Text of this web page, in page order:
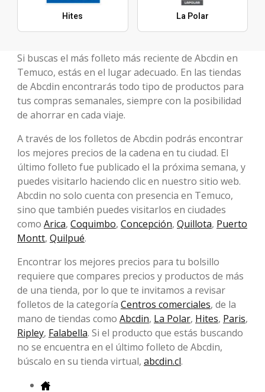
Hites La Polar
Si buscas el más folleto más reciente de Abcdin en
Temuco, estás en el lugar adecuado. En las tiendas
de Abcdin encontrarás todo tipo de productos para
tus compras semanales, siempre con la posibilidad
de ahorrar en cada viaje.
A través de los folletos de Abcdin podrás encontrar
los mejores precios de la cadena en tu ciudad. El
último folleto fue publicado el la próxima semana, y
puedes visitarlo haciendo clic en nuestro sitio web.
Abcdin no solo cuenta con presencia en Temuco,
sino que también puedes visitarlos en ciudades
como Arica, Coquimbo, Concepción, Quillota, Puerto
Montt, Quilpué.
Encontrar los mejores precios para tu bolsillo
requiere que compares precios y productos de más
de una tienda, por lo que te invitamos a revisar
folletos de la categoría Centros comerciales, de la
mano de tiendas como Abcdin, La Polar, Hites, Paris,
Ripley, Falabella. Si el producto que estás buscando
no se encuentra en el último folleto de Abcdin,
búscalo en su tienda virtual, abcdin.cl.